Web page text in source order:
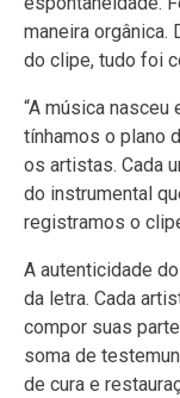
maneira orgânica.
do clipe, tudo foi
“A música
tínhamos o plano
os artistas. Cada
do instrumental
registramos o
A autenticidade
da letra. Cada
compor suas
soma de
de cura e